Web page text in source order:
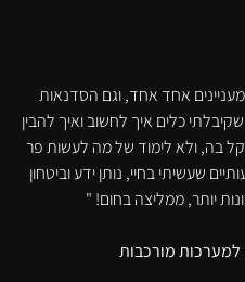
אחד אחד, וגם הסדנאות
כלים איך לחשוב ואיך להבין
בה, ולא לימוד של מה לעשות פר
שעשיתי בחיי, נותן ידע וביטחון
יותר, ממליצה בחום! "
למערכות מורכבות